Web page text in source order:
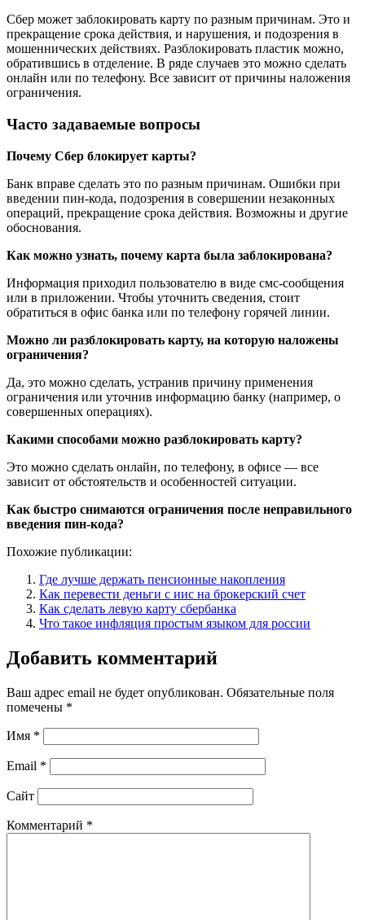
Сбер может заблокировать карту по разным причинам. Это и
прекращение срока действия, и нарушения, и подозрения в
мошеннических действиях. Разблокировать пластик можно,
обратившись в отделение. В ряде случаев это можно сделать
онлайн или по телефону. Все зависит от причины наложения
ограничения.
Часто задаваемые вопросы
Почему Сбер блокирует карты?
Банк вправе сделать это по разным причинам. Ошибки при
введении пин-кода, подозрения в совершении незаконных
операций, прекращение срока действия. Возможны и другие
обоснования.
Как можно узнать, почему карта была заблокирована?
Информация приходил пользователю в виде смс-сообщения
или в приложении. Чтобы уточнить сведения, стоит
обратиться в офис банка или по телефону горячей линии.
Можно ли разблокировать карту, на которую наложены
ограничения?
Да, это можно сделать, устранив причину применения
ограничения или уточнив информацию банку (например, о
совершенных операциях).
Какими способами можно разблокировать карту?
Это можно сделать онлайн, по телефону, в офисе — все
зависит от обстоятельств и особенностей ситуации.
Как быстро снимаются ограничения после неправильного
введения пин-кода?
Похожие публикации:
Где лучше держать пенсионные накопления
Как перевести деньги с иис на брокерский счет
Как сделать левую карту сбербанка
Что такое инфляция простым языком для россии
Добавить комментарий
Ваш адрес email не будет опубликован. Обязательные поля
помечены *
Имя *
Email *
Сайт
Комментарий *